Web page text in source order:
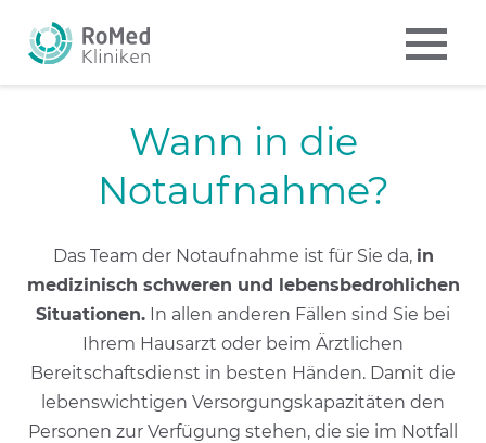
Wann in die
Notaufnahme?
Das Team der Notaufnahme ist für Sie da, in
medizinisch schweren und lebensbedrohlichen
Situationen. In allen anderen Fällen sind Sie bei
Ihrem Hausarzt oder beim Ärztlichen
Bereitschaftsdienst in besten Händen. Damit die
lebenswichtigen Versorgungskapazitäten den
Personen zur Verfügung stehen, die sie im Notfall